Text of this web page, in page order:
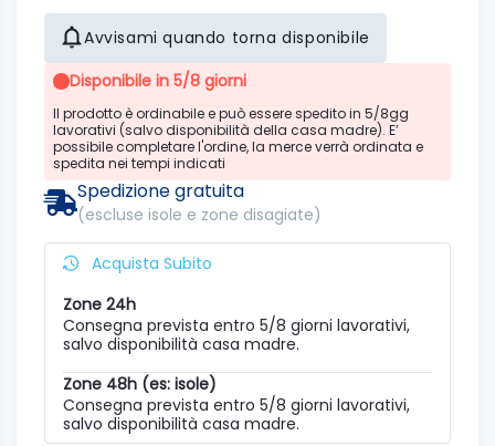
Avvisami quando torna disponibile
Disponibile in 5/8 giorni
Il prodotto è ordinabile e può essere spedito in 5/8gg
lavorativi (salvo disponibilità della casa madre). E’
possibile completare l'ordine, la merce verrà ordinata e
spedita nei tempi indicati
Spedizione gratuita
(escluse isole e zone disagiate)
Acquista Subito
Zone 24h
Consegna prevista entro 5/8 giorni lavorativi,
salvo disponibilità casa madre.
Zone 48h (es: isole)
Consegna prevista entro 5/8 giorni lavorativi,
salvo disponibilità casa madre.